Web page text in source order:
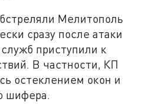
Мелитополь
сразу после атаки
приступили к
В частности, КП
остеклением окон и
шифера.